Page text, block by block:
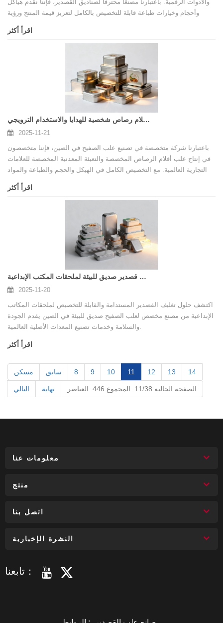
والأدوات الرقمية. باعتبارنا مصنعًا محترفًا لصناديق القصدير، فإننا نقدم هياكل
وأحجام وخيارات طباعة قابلة للتخصيص بالكامل لتعزيز قيمة المنتج ورؤية
اقرأ أكثر
علب أقلام رصاص شخصية للهدايا والاستخدام الترويجي
2025-11-21
باعتبارنا شركة متخصصة في تصنيع علب الصفيح في الصين، فإننا متخصصون
في إنتاج علب أقلام الرصاص المخصصة والتعبئة المعدنية المخصصة للعلامات
التجارية العالمية. مع التخصيص الكامل في الهيكل والحجم والطباعة والمواد
الصديقة للبيئة، يوفر مصنعنا حلولًا عالية الجودة للهدايا والقرطاسية والأحداث
الترويجية وتغليف التجزئة. تشرح هذه المقالة سبب تفضيل عبوات القصدير
اقرأ أكثر
تغليف قصدير صديق للبيئة لملحقات المكتب الإبداعية
2025-11-20
اكتشف حلول تغليف القصدير المستدامة والقابلة للتخصيص لملحقات المكاتب
الإبداعية من مصنع مخصص لعلب الصفيح صديق للبيئة في الصين يقدم الجودة
والسلامة وخدمات تصنيع المعدات الأصلية العالمية.
اقرأ أكثر
مسكن سابق 8 9 10 11 12 13 14
التالي نهاية الصفحه الحاليه:11/38 المجموع 446 العناصر
معلومات عنا
منتج
اتصل بنا
النشرة الإخبارية
تابعنا：